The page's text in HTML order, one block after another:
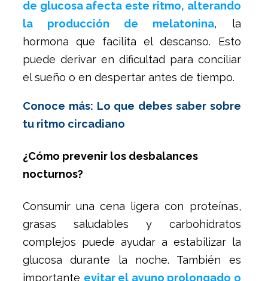
de glucosa afecta este ritmo, alterando
la producción de melatonina, la
hormona que facilita el descanso. Esto
puede derivar en dificultad para conciliar
el sueño o en despertar antes de tiempo.
Conoce más: Lo que debes saber sobre
tu ritmo circadiano
¿Cómo prevenir los desbalances
nocturnos?
Consumir una cena ligera con proteínas,
grasas saludables y carbohidratos
complejos puede ayudar a estabilizar la
glucosa durante la noche. También es
importante evitar el ayuno prolongado o